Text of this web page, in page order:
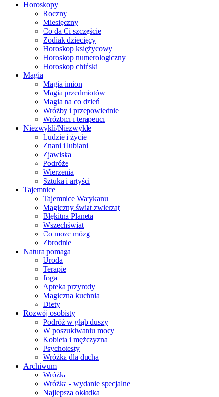
Horoskopy
Roczny
Miesięczny
Co da Ci szczęście
Zodiak dziecięcy
Horoskop księżycowy
Horoskop numerologiczny
Horoskop chiński
Magia
Magia imion
Magia przedmiotów
Magia na co dzień
Wróżby i przepowiednie
Wróżbici i terapeuci
Niezwykli/Niezwykłe
Ludzie i życie
Znani i lubiani
Zjawiska
Podróże
Wierzenia
Sztuka i artyści
Tajemnice
Tajemnice Watykanu
Magiczny świat zwierząt
Błękitna Planeta
Wszechświat
Co może mózg
Zbrodnie
Natura pomaga
Uroda
Terapie
Joga
Apteka przyrody
Magiczna kuchnia
Diety
Rozwój osobisty
Podróż w głąb duszy
W poszukiwaniu mocy
Kobieta i mężczyzna
Psychotesty
Wróżka dla ducha
Archiwum
Wróżka
Wróżka - wydanie specjalne
Najlepsza okładka